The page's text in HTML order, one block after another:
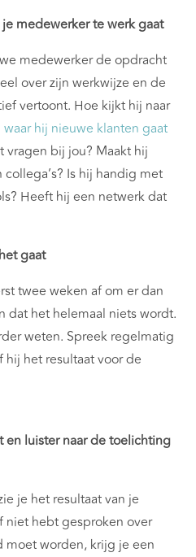
medewerker te werk gaat
medewerker de opdracht
over zijn werkwijze en de
vertoont. Hoe kijkt hij naar
hij nieuwe klanten gaat
vragen bij jou? Maakt hij
Is hij handig met
Heeft hij een netwerk dat
gaat
twee weken af om er dan
dat het helemaal niets wordt.
weten. Spreek regelmatig
het resultaat voor de
luister naar de toelichting
je het resultaat van je
niet hebt gesproken over
moet worden, krijg je een